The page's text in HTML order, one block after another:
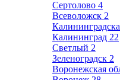
Сертолово 4
Всеволожск 2
Калининград 22
Светлый 2
Зеленоградск 2
Воронежская